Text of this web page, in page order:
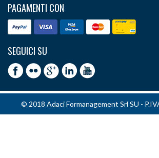
PAGAMENTI CON
SEGUICI SU
© 2018 Adaci Formanagement Srl SU -